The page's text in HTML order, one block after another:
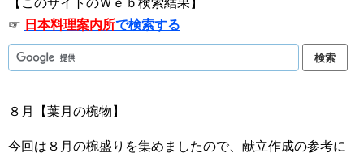
【このサイトのＷｅｂ検索結果】
☞ 日本料理案内所で検索する
８月【葉月の椀物】
今回は８月の椀盛りを集めましたので、献立作成の参考に